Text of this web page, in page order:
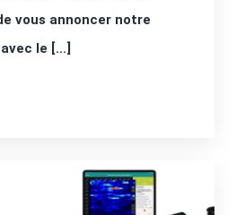
vous annoncer notre
le [...]